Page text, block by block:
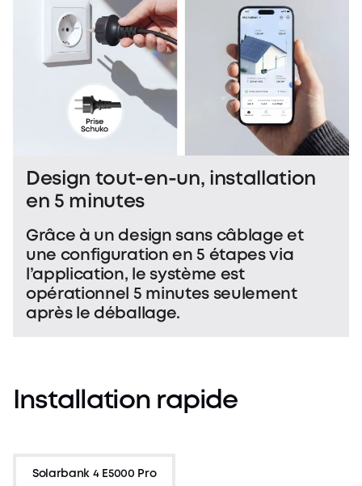
Design tout-en-un, installation
en 5 minutes
Grâce à un design sans câblage et
une configuration en 5 étapes via
l’application, le système est
opérationnel 5 minutes seulement
après le déballage.
Installation rapide
Solarbank 4 E5000 Pro